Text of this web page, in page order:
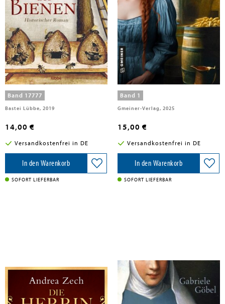
Dorweiler, Ralf H.
Der Gesang der Bienen
Band 17777
Bastei Lübbe, 2019
14,00 €
Versandkostenfrei in DE
In den Warenkorb
SOFORT LIEFERBAR
Stein, Nick
Die Bierhexe
Band 1
Gmeiner-Verlag, 2025
15,00 €
Versandkostenfrei in DE
In den Warenkorb
SOFORT LIEFERBAR